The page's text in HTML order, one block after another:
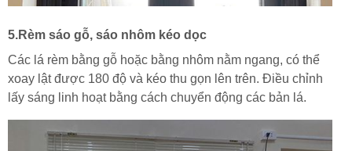
5.Rèm sáo gỗ, sáo nhôm kéo dọc
Các lá rèm bằng gỗ hoặc bằng nhôm nằm ngang, có thể
xoay lật được 180 độ và kéo thu gọn lên trên. Điều chỉnh
lấy sáng linh hoạt bằng cách chuyển động các bản lá.